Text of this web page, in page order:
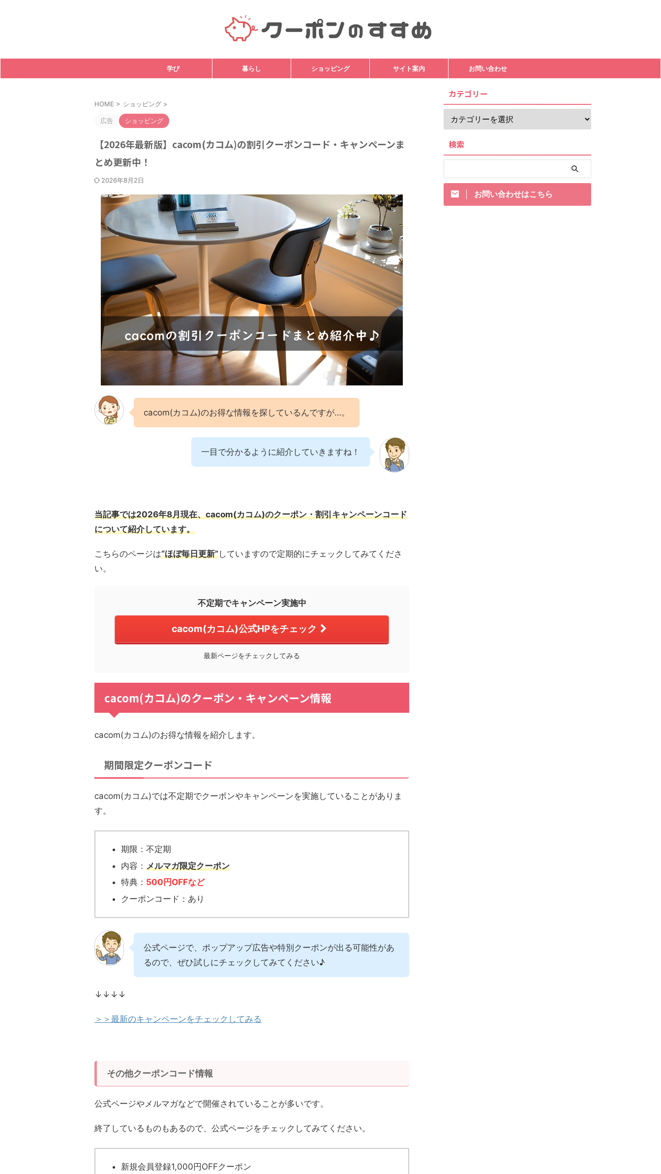
学び 暮らし ショッピング サイト案内 お問い合わせ
HOME > ショッピング >
広告 ショッピング
【2026年最新版】cacom(カコム)の割引クーポンコード・キャンペーンま
とめ更新中！
2026年8月2日
cacom(カコム)のお得な情報を探しているんですが…。
一目で分かるように紹介していきますね！
当記事では2026年8月現在、cacom(カコム)のクーポン・割引キャンペーンコード
について紹介しています。
こちらのページは“ほぼ毎日更新”していますので定期的にチェックしてみてくださ
い。
不定期でキャンペーン実施中
cacom(カコム)公式HPをチェック
最新ページをチェックしてみる
cacom(カコム)のクーポン・キャンペーン情報
cacom(カコム)のお得な情報を紹介します。
期間限定クーポンコード
cacom(カコム)では不定期でクーポンやキャンペーンを実施していることがありま
す。
期限：不定期
内容： メルマガ限定クーポン
特典： 500円OFFなど
クーポンコード：あり
公式ページで、ポップアップ広告や特別クーポンが出る可能性があ
るので、ぜひ試しにチェックしてみてください♪
↓↓↓↓
＞＞最新のキャンペーンをチェックしてみる
その他クーポンコード情報
公式ページやメルマガなどで開催されていることが多いです。
終了しているものもあるので、公式ページをチェックしてみてください。
新規会員登録1,000円OFFクーポン
カテゴリー
検索
お問い合わせはこちら